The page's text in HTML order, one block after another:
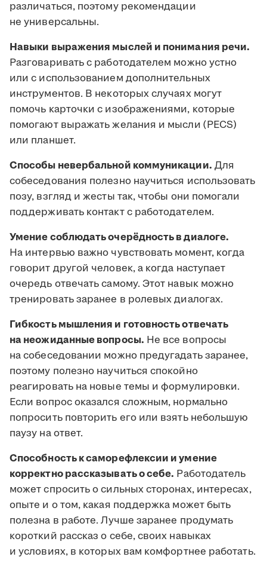
различаться, поэтому рекомендации
не универсальны.
Навыки выражения мыслей и понимания речи.
Разговаривать с работодателем можно устно
или с использованием дополнительных
инструментов. В некоторых случаях могут
помочь карточки с изображениями, которые
помогают выражать желания и мысли (PECS)
или планшет.
Способы невербальной коммуникации. Для
собеседования полезно научиться использовать
позу, взгляд и жесты так, чтобы они помогали
поддерживать контакт с работодателем.
Умение соблюдать очерёдность в диалоге.
На интервью важно чувствовать момент, когда
говорит другой человек, а когда наступает
очередь отвечать самому. Этот навык можно
тренировать заранее в ролевых диалогах.
Гибкость мышления и готовность отвечать
на неожиданные вопросы. Не все вопросы
на собеседовании можно предугадать заранее,
поэтому полезно научиться спокойно
реагировать на новые темы и формулировки.
Если вопрос оказался сложным, нормально
попросить повторить его или взять небольшую
паузу на ответ.
Способность к саморефлексии и умение
корректно рассказывать о себе. Работодатель
может спросить о сильных сторонах, интересах,
опыте и о том, какая поддержка может быть
полезна в работе. Лучше заранее продумать
короткий рассказ о себе, своих навыках
и условиях, в которых вам комфортнее работать.